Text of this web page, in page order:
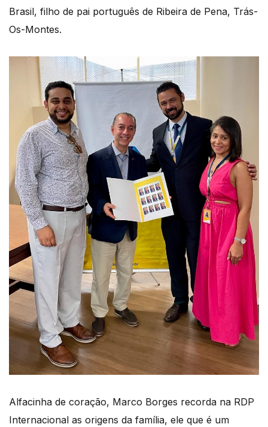
Brasil, filho de pai português de Ribeira de Pena, Trás-
Os-Montes.
Alfacinha de coração, Marco Borges recorda na RDP
Internacional as origens da família, ele que é um